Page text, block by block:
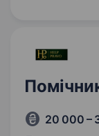
20 000 –